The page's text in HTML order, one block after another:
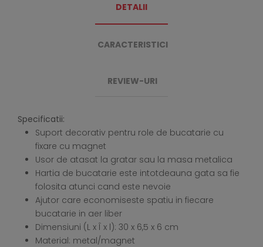
DETALII
CARACTERISTICI
REVIEW-URI
Specificatii:
Suport decorativ pentru role de bucatarie cu
fixare cu magnet
Usor de atasat la gratar sau la masa metalica
Hartia de bucatarie este intotdeauna gata sa fie
folosita atunci cand este nevoie
Ajutor care economiseste spatiu in fiecare
bucatarie in aer liber
Dimensiuni (L x Î x l): 30 x 6,5 x 6 cm
Material: metal/magnet